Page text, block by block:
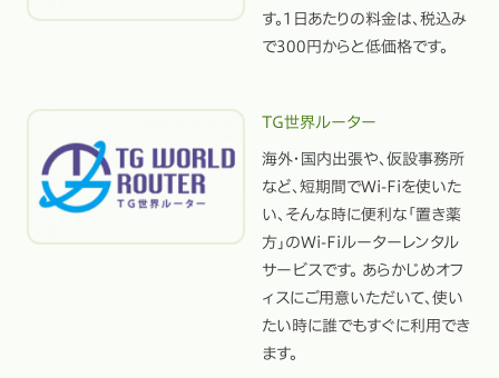
す。1日あたりの料金は、税込み
で300円からと低価格です。
TG世界ルーター
海外・国内出張や、仮設事務所
など、短期間でWi-Fiを使いた
い、そんな時に便利な「置き薬
方」のWi-Fiルーターレンタル
サービスです。 あらかじめオフ
ィスにご用意いただいて、使い
たい時に誰でもすぐに利用でき
ます。